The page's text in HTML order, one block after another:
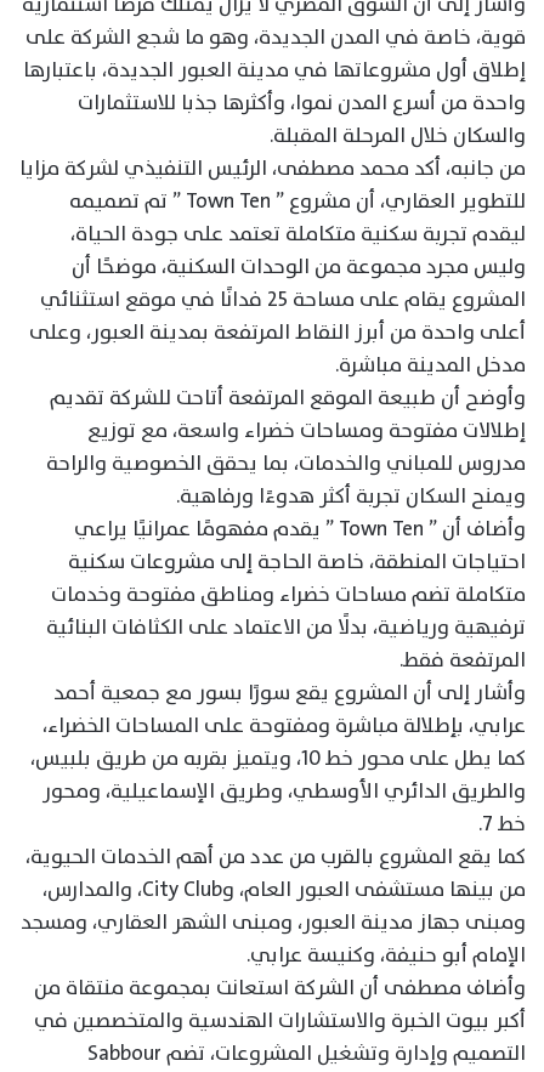
قوية، خاصة في المدن الجديدة، وهو ما شجع الشركة على
إطلاق أول مشروعاتها في مدينة العبور الجديدة، باعتبارها
واحدة من أسرع المدن نموا، وأكثرها جذبا للاستثمارات
والسكان خلال المرحلة المقبلة.
من جانبه، أكد محمد مصطفى، الرئيس التنفيذي لشركة مزايا
للتطوير العقاري، أن مشروع ” Town Ten ” تم تصميمه
ليقدم تجربة سكنية متكاملة تعتمد على جودة الحياة،
وليس مجرد مجموعة من الوحدات السكنية، موضحًا أن
المشروع يقام على مساحة 25 فدانًا في موقع استثنائي
أعلى واحدة من أبرز النقاط المرتفعة بمدينة العبور، وعلى
مدخل المدينة مباشرة.
وأوضح أن طبيعة الموقع المرتفعة أتاحت للشركة تقديم
إطلالات مفتوحة ومساحات خضراء واسعة، مع توزيع
مدروس للمباني والخدمات، بما يحقق الخصوصية والراحة
ويمنح السكان تجربة أكثر هدوءًا ورفاهية.
وأضاف أن ” Town Ten ” يقدم مفهومًا عمرانيًا يراعي
احتياجات المنطقة، خاصة الحاجة إلى مشروعات سكنية
متكاملة تضم مساحات خضراء ومناطق مفتوحة وخدمات
ترفيهية ورياضية، بدلًا من الاعتماد على الكثافات البنائية
المرتفعة فقط.
وأشار إلى أن المشروع يقع سورًا بسور مع جمعية أحمد
عرابي، بإطلالة مباشرة ومفتوحة على المساحات الخضراء،
كما يطل على محور خط 10، ويتميز بقربه من طريق بلبيس،
والطريق الدائري الأوسطي، وطريق الإسماعيلية، ومحور
خط 7.
كما يقع المشروع بالقرب من عدد من أهم الخدمات الحيوية،
من بينها مستشفى العبور العام، وCity Club، والمدارس،
ومبنى جهاز مدينة العبور، ومبنى الشهر العقاري، ومسجد
الإمام أبو حنيفة، وكنيسة عرابي.
وأضاف مصطفى أن الشركة استعانت بمجموعة منتقاة من
أكبر بيوت الخبرة والاستشارات الهندسية والمتخصصين في
التصميم وإدارة وتشغيل المشروعات، تضم Sabbour